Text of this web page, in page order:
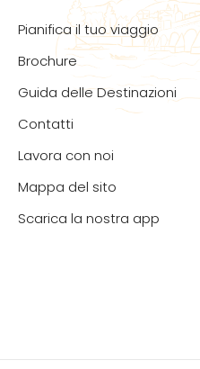
Pianifica il tuo viaggio
Brochure
Guida delle Destinazioni
Contatti
Lavora con noi
Mappa del sito
Scarica la nostra app